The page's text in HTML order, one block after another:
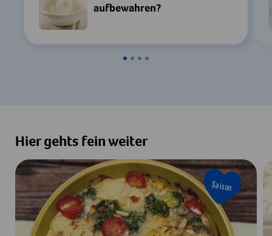
Einstellungen
aufbewahren?
Hier gehts fein weiter
Saison